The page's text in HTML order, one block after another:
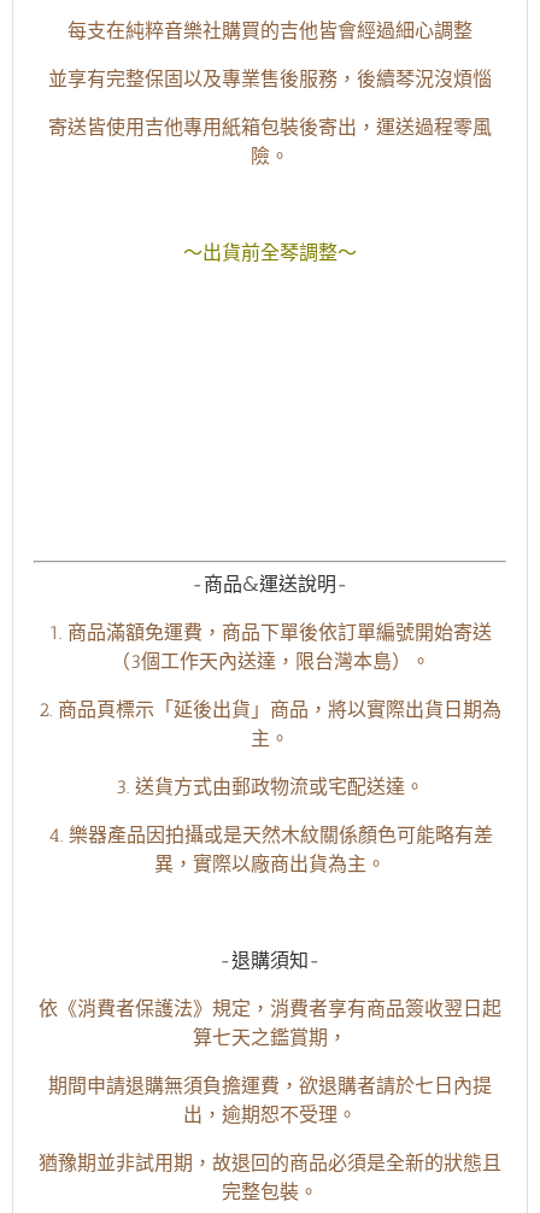
每支在純粹音樂社購買的吉他皆會經過細心調整
並享有完整保固以及專業售後服務，後續琴況沒煩惱
寄送皆使用吉他專用紙箱包裝後寄出，運送過程零風
險。
～出貨前全琴調整～
-商品&運送說明-
1. 商品滿額免運費，商品下單後依訂單編號開始寄送
（3個工作天內送達，限台灣本島）。
2. 商品頁標示「延後出貨」商品，將以實際出貨日期為
主。
3. 送貨方式由郵政物流或宅配送達。
4. 樂器產品因拍攝或是天然木紋關係顏色可能略有差
異，實際以廠商出貨為主。
-退購須知-
依《消費者保護法》規定，消費者享有商品簽收翌日起
算七天之鑑賞期，
期間申請退購無須負擔運費，欲退購者請於七日內提
出，逾期恕不受理。
猶豫期並非試用期，故退回的商品必須是全新的狀態且
完整包裝。